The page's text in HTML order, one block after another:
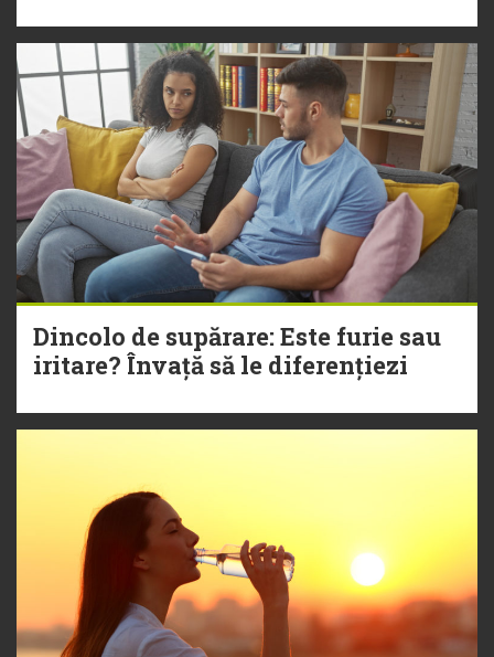
Dincolo de supărare: Este furie sau
iritare? Învață să le diferențiezi